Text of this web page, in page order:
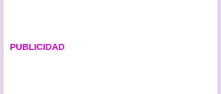
PUBLICIDAD